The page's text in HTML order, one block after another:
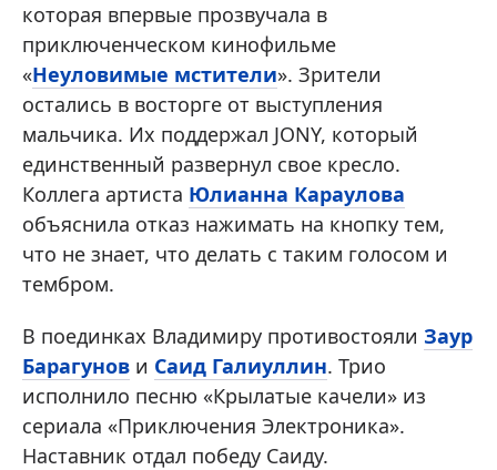
которая впервые прозвучала в
приключенческом кинофильме
«Неуловимые мстители». Зрители
остались в восторге от выступления
мальчика. Их поддержал JONY, который
единственный развернул свое кресло.
Коллега артиста Юлианна Караулова
объяснила отказ нажимать на кнопку тем,
что не знает, что делать с таким голосом и
тембром.
В поединках Владимиру противостояли Заур
Барагунов и Саид Галиуллин. Трио
исполнило песню «Крылатые качели» из
сериала «Приключения Электроника».
Наставник отдал победу Саиду.